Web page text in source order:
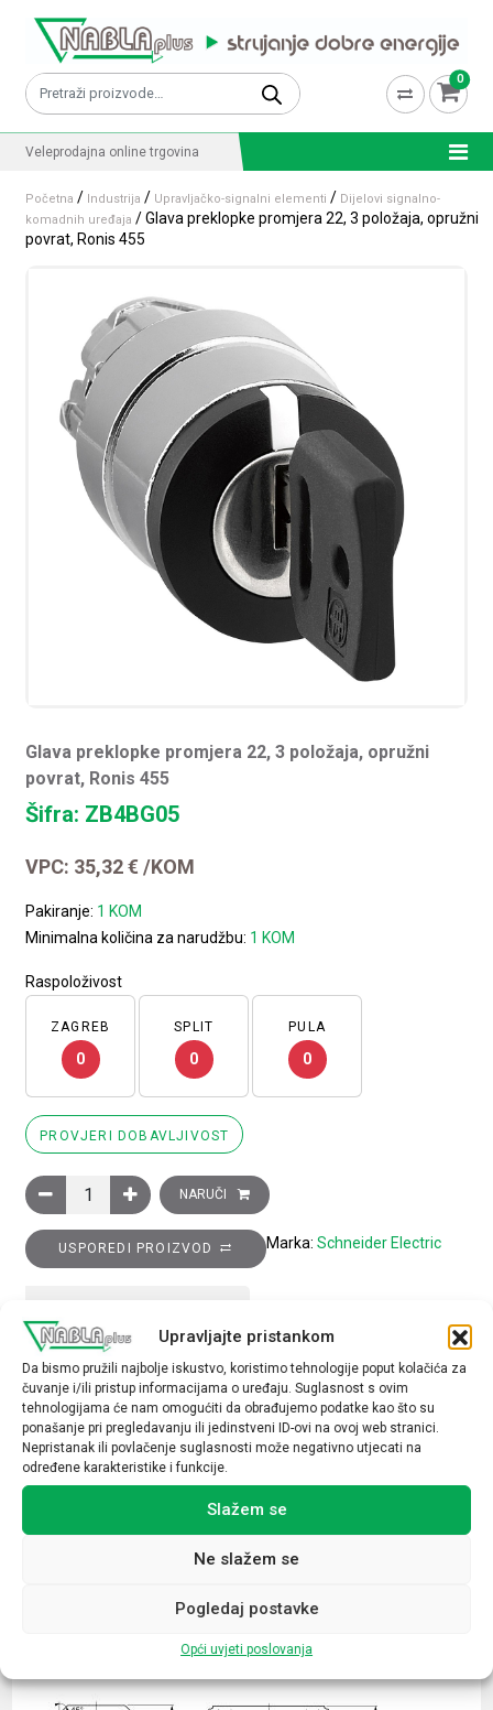
Upravljajte pristankom
Da bismo pružili najbolje iskustvo, koristimo tehnologije poput kolačića za
čuvanje i/ili pristup informacijama o uređaju. Suglasnost s ovim
tehnologijama će nam omogućiti da obrađujemo podatke kao što su
ponašanje pri pregledavanju ili jedinstveni ID-ovi na ovoj web stranici.
Nepristanak ili povlačenje suglasnosti može negativno utjecati na
određene karakteristike i funkcije.
Slažem se
Ne slažem se
Pogledaj postavke
Opći uvjeti poslovanja
Pretraži: 0
Veleprodajna online trgovina
Početna / Industrija / Upravljačko-signalni elementi / Dijelovi signalno-
komadnih uređaja / Glava preklopke promjera 22, 3 položaja, opružni
povrat, Ronis 455
Glava preklopke promjera 22, 3 položaja, opružni
povrat, Ronis 455
Šifra: ZB4BG05
VPC: 35,32€ /KOM
Pakiranje: 1 KOM
Minimalna količina za narudžbu: 1 KOM
Raspoloživost
ZAGREB
0
SPLIT
0
PULA
0
PROVJERI DOBAVLJIVOST
Glava preklopke promjera 22, 3 položaja, opružni povrat,
NARUČI
USPOREDI PROIZVOD Marka: Schneider Electric
Tip opreme
glava preklopke
Povezani proizvodi